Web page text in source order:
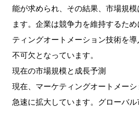
能が求められ、その結果、市場規
ます。企業は競争力を維持するた
ティングオートメーション技術を
不可欠となっています。
現在の市場規模と成長予測
現在、マーケティングオートメー
急速に拡大しています。グローバ